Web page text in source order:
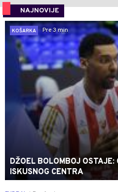
NAJNOVIJE
KOŠARKA
Pre 3 min
DŽOEL BOLOMBOJ
ISKUSNOG CENTRA